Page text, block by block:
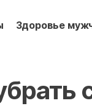
Здоровье